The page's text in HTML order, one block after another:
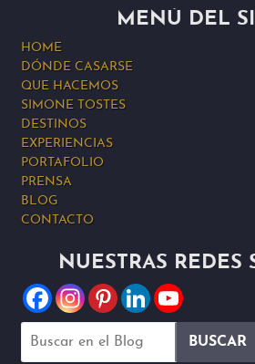
MENÚ DEL
HOME
DÓNDE CASARSE
QUE HACEMOS
SIMONE TOSTES
DESTINOS
EXPERIENCIAS
PORTAFOLIO
PRENSA
BLOG
CONTACTO
NUESTRAS REDES